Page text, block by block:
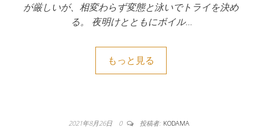
が厳しいが、相変わらず変態と泳いでトライを決め
る。 夜明けとともにボイル…
もっと見る
2021年8月26日 0 投稿者: KODAMA